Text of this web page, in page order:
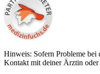
Hinweis: Sofern Probleme
Kontakt mit deiner Ärztin